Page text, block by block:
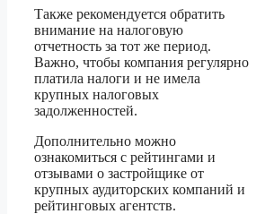
Также рекомендуется обратить
внимание на налоговую
отчетность за тот же период.
Важно, чтобы компания регулярно
платила налоги и не имела
крупных налоговых
задолженностей.
Дополнительно можно
ознакомиться с рейтингами и
отзывами о застройщике от
крупных аудиторских компаний и
рейтинговых агентств.